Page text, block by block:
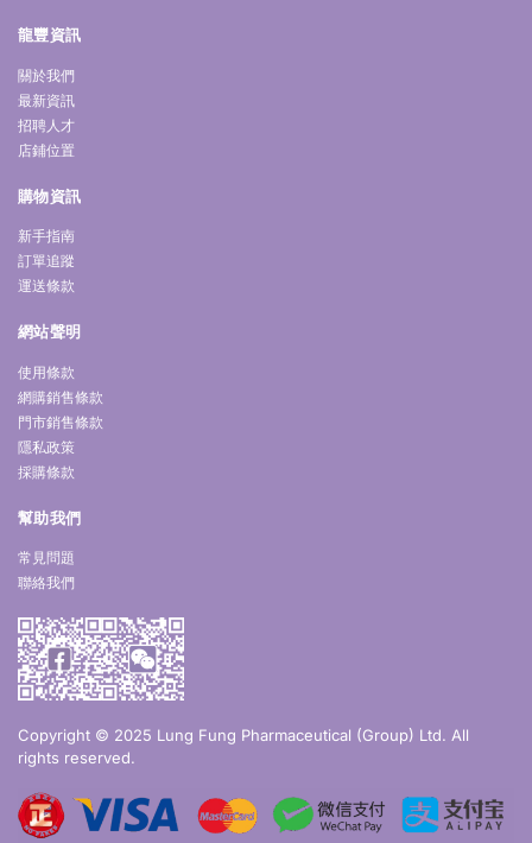
龍豐資訊
關於我們
最新資訊
招聘人才
店鋪位置
購物資訊
新手指南
訂單追蹤
運送條款
網站聲明
使用條款
網購銷售條款
門市銷售條款
隱私政策
採購條款
幫助我們
常見問題
聯絡我們
Copyright © 2025 Lung Fung Pharmaceutical (Group) Ltd. All
rights reserved.